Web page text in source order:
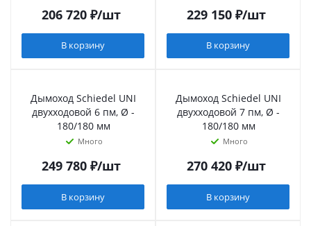
206 720₽/шт
В корзину
229 150₽/шт
В корзину
Дымоход Schiedel UNI
двухходовой 6 пм, Ø -
180/180 мм
Много
249 780₽/шт
В корзину
Дымоход Schiedel UNI
двухходовой 7 пм, Ø -
180/180 мм
Много
270 420₽/шт
В корзину